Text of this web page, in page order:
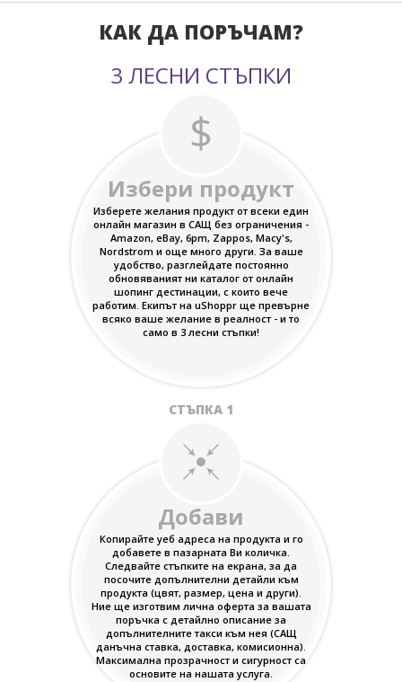
КАК ДА ПОРЪЧАМ?
3 ЛЕСНИ СТЪПКИ
Избери продукт
Изберете желания продукт от всеки един
онлайн магазин в САЩ без ограничения -
Amazon, eBay, 6pm, Zappos, Macy's,
Nordstrom и още много други. За ваше
удобство, разглейдате постоянно
обновяваният ни каталог от онлайн
шопинг дестинации, с които вече
работим. Екипът на uShoppr ще превърне
всяко ваше желание в реалност - и то
само в 3 лесни стъпки!
СТЪПКА 1
Добави
Копирайте уеб адреса на продукта и го
добавете в пазарната Ви количка.
Следвайте стъпките на екрана, за да
посочите допълнителни детайли към
продукта (цвят, размер, цена и други).
Ние ще изготвим лична оферта за вашата
поръчка с детайлно описание за
допълнителните такси към нея (САЩ
данъчна ставка, доставка, комисионна).
Максимална прозрачност и сигурност са
основите на нашата услуга.